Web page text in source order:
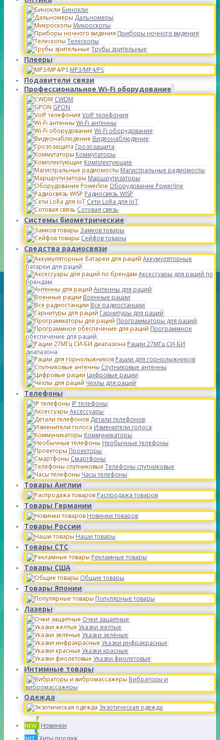
Бинокли
Дальномеры
Микроскопы
Приборы ночного видения
Телескопы
Трубы зрительные
Плееры
MP3/MP4/PS
Подавители связи
Профессиональное Wi-Fi оборудование
CWDM
GPON
VoIP телефония
Wi-Fi антенны
Wi-Fi оборудование
Видеонаблюдение
Грозозащита
Коммутаторы
Комплектующие
Магистральные радиомосты
Маршрутизаторы
Оборудование Powerline
Радиосвязь WISP
Сети LoRa для IoT
Сотовая связь
Системы биометрические
Замков товары
Сейфов товары
Средства радиосвязи
Аккумуляторные
батареи для раций
Аксессуары для раций по
брендам
Антенны для раций
Военные рации
Все радиостанции
Гарнитуры для раций
Программаторы для раций
Программное
обеспечение для раций
Рации 27МГц СИ-БИ
диапазона
Рации для горнолыжников
Спутниковые антенны
Цифровые рации
Чехлы для раций
Телефоны
IP телефоны
Аксессуары
Детали телефонов
Изменители голоса
Коммуникаторы
Необычные телефоны
Проекторы
Смартфоны
Телефоны спутниковые
Часы телефоны
Товары Англии
Распродажа товаров
Товары Германии
Новинки товаров
Товары России
Наши товары
Товары СТС
Рекламные товары
Товары США
Общие товары
Товары Японии
Популярные товары
Лазеры
Очки защитные
Указки желтые
Указки зелёные
Указки инфракрасные
Указки красные
Указки фиолетовые
Интимные товары
Вибраторы и
вибромассажеры
Одежда
Экзотическая одежда
NEW Новинки
ХИТ Хиты продаж